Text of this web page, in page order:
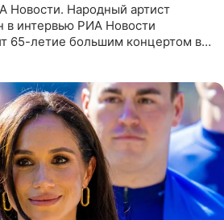
Народный артист
в интервью РИА Новости
65-летие большим концертом в